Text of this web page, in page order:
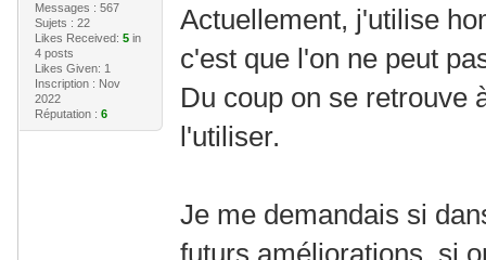
Messages : 567
Sujets : 22
Likes Received: 5in
4 posts
Likes Given: 1
Inscription : Nov
2022
Réputation : 6
Actuellement, j'utilise
c'est que l'on ne peut
Du coup on se retrouve
l'utiliser.
Je me demandais si
futurs améliorations, si